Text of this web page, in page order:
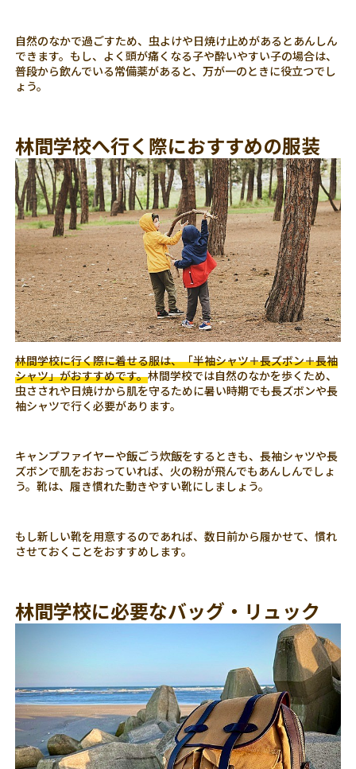
自然のなかで過ごすため、虫よけや日焼け止めがあるとあんしん
できます。もし、よく頭が痛くなる子や酔いやすい子の場合は、
普段から飲んでいる常備薬があると、万が一のときに役立つでし
ょう。
林間学校へ行く際におすすめの服装
林間学校に行く際に着せる服は、「半袖シャツ＋長ズボン＋長袖
シャツ」がおすすめです。林間学校では自然のなかを歩くため、
虫さされや日焼けから肌を守るために暑い時期でも長ズボンや長
袖シャツで行く必要があります。
キャンプファイヤーや飯ごう炊飯をするときも、長袖シャツや長
ズボンで肌をおおっていれば、火の粉が飛んでもあんしんでしょ
う。靴は、履き慣れた動きやすい靴にしましょう。
もし新しい靴を用意するのであれば、数日前から履かせて、慣れ
させておくことをおすすめします。
林間学校に必要なバッグ・リュック